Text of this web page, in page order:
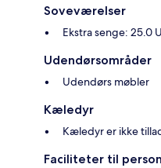
Soveværelser
Ekstra senge: 25.0
Udendørsområder
Udendørs møbler
Kæledyr
Kæledyr er ikke
Faciliteter til